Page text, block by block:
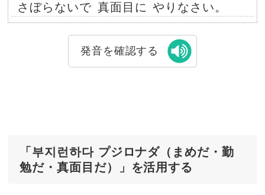
さぼらないで 真面目に やりなさい。
発音を確認する
「부지런하다 プジロナダ（まめだ・勤
勉だ・真面目だ）」を活用する